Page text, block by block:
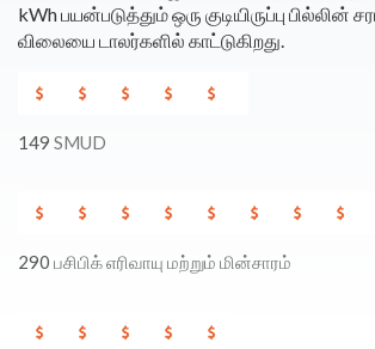
kWh பயன்படுத்தும் ஒரு குடியிருப்பு பில்லின்
விலையை டாலர்களில் காட்டுகிறது.
149 SMUD
290 பசிபிக் எரிவாயு மற்றும் மின்சாரம்